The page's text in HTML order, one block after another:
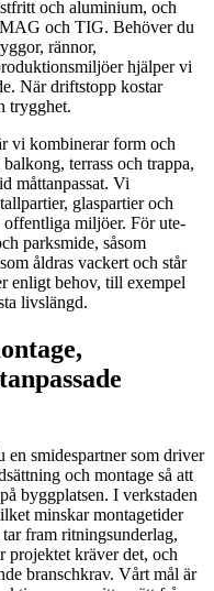
och aluminium, och
och TIG. Behöver du
rännor,
hjälper vi
När driftstopp kostar
trygghet.
vi kombinerar form och
terrass och trappa,
måttanpassat. Vi
glaspartier och
offentliga miljöer. För ute-
parksmide, såsom
åldras vackert och står
enligt behov, till exempel
livslängd.
smidespartner som driver
och montage så att
byggplatsen. I verkstaden
minskar montagetider
fram ritningsunderlag,
projektet kräver det, och
branschkrav. Vårt mål är